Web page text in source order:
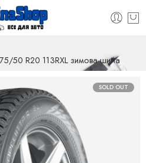
50 R20 113RXL зимова шина
SOLD OUT